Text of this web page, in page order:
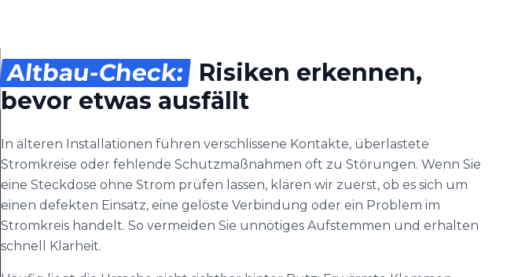
Altbau-Check: Risiken erkennen,
bevor etwas ausfällt
In älteren Installationen führen verschlissene Kontakte, überlastete
Stromkreise oder fehlende Schutzmaßnahmen oft zu Störungen. Wenn Sie
eine Steckdose ohne Strom prüfen lassen, klären wir zuerst, ob es sich um
einen defekten Einsatz, eine gelöste Verbindung oder ein Problem im
Stromkreis handelt. So vermeiden Sie unnötiges Aufstemmen und erhalten
schnell Klarheit.